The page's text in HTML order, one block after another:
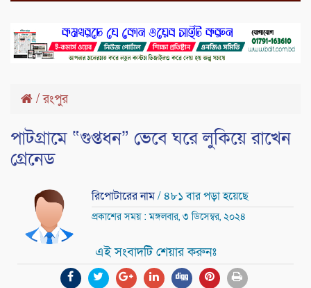
/রংপুর
পাটগ্রামে “গুপ্তধন” ভেবে ঘরে লুকিয়ে রাখেন
গ্রেনেড
রিপোটারের নাম/ ৪৮১ বার পড়া হয়েছে
প্রকাশের সময় : মঙ্গলবার, ৩ ডিসেম্বর, ২০২৪
এই সংবাদটি শেয়ার করুনঃ